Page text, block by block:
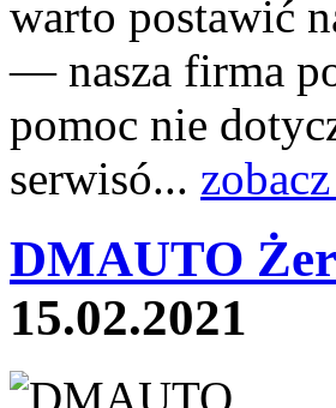
warto postawić
— nasza firma
pomoc nie
serwisó...
DMAUTO
15.02.2021